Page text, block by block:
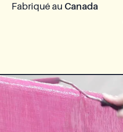
Fabriqué au Canada